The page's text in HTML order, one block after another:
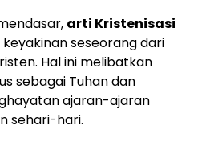
arti Kristenisasi
seseorang dari
Hal ini melibatkan
sebagai Tuhan dan
ajaran-ajaran
sehari-hari.